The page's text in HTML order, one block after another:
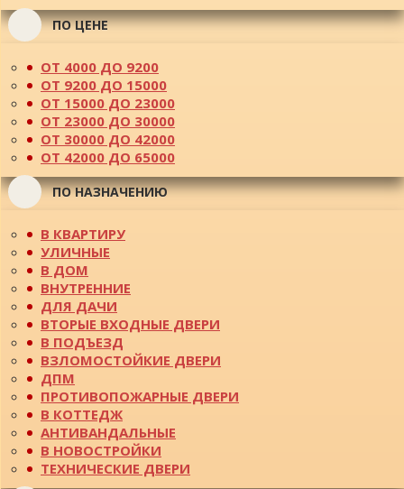
ПО ЦЕНЕ
ОТ 4000 ДО 9200
ОТ 9200 ДО 15000
ОТ 15000 ДО 23000
ОТ 23000 ДО 30000
ОТ 30000 ДО 42000
ОТ 42000 ДО 65000
ПО НАЗНАЧЕНИЮ
В КВАРТИРУ
УЛИЧНЫЕ
В ДОМ
ВНУТРЕННИЕ
ДЛЯ ДАЧИ
ВТОРЫЕ ВХОДНЫЕ ДВЕРИ
В ПОДЪЕЗД
ВЗЛОМОСТОЙКИЕ ДВЕРИ
ДПМ
ПРОТИВОПОЖАРНЫЕ ДВЕРИ
В КОТТЕДЖ
АНТИВАНДАЛЬНЫЕ
В НОВОСТРОЙКИ
ТЕХНИЧЕСКИЕ ДВЕРИ